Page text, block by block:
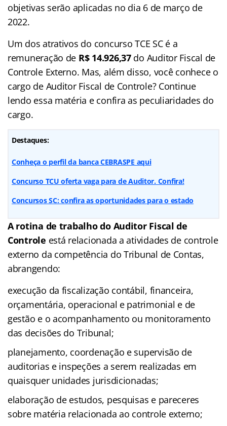
objetivas serão aplicadas no dia 6 de março de
2022.
Um dos atrativos do concurso TCE SC é a
remuneração de R$ 14.926,37‬ do Auditor Fiscal de
Controle Externo. Mas, além disso, você conhece o
cargo de Auditor Fiscal de Controle? Continue
lendo essa matéria e confira as peculiaridades do
cargo.
Destaques:
Conheça o perfil da banca CEBRASPE aqui
Concurso TCU oferta vaga para de Auditor. Confira!
Concursos SC: confira as oportunidades para o estado
A rotina de trabalho do Auditor Fiscal de
Controle está relacionada a atividades de controle
externo da competência do Tribunal de Contas,
abrangendo:
execução da fiscalização contábil, financeira,
orçamentária, operacional e patrimonial e de
gestão e o acompanhamento ou monitoramento
das decisões do Tribunal;
planejamento, coordenação e supervisão de
auditorias e inspeções a serem realizadas em
quaisquer unidades jurisdicionadas;
elaboração de estudos, pesquisas e pareceres
sobre matéria relacionada ao controle externo;